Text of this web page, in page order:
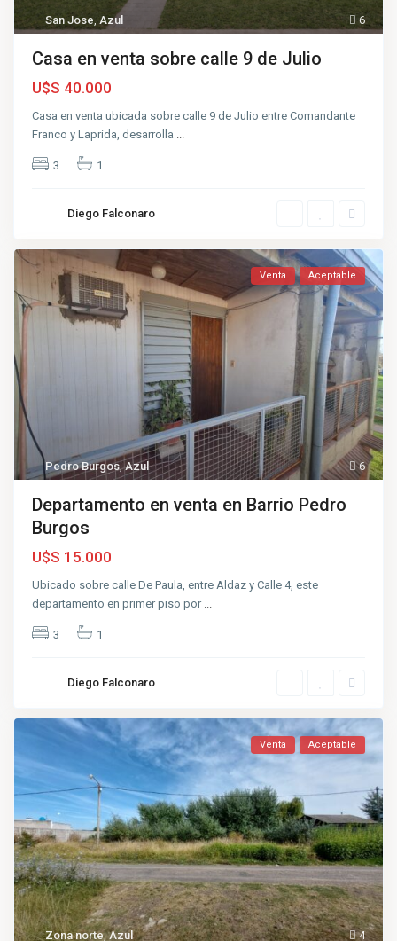
6
San Jose,Azul
Casa en venta sobre calle 9 de Julio
U$S 40.000
Casa en venta ubicada sobre calle 9 de Julio entre Comandante
Franco y Laprida, desarrolla ...
3 1
Diego Falconaro
6
Pedro Burgos,Azul
Venta Aceptable
Departamento en venta en Barrio Pedro
Burgos
U$S 15.000
Ubicado sobre calle De Paula, entre Aldaz y Calle 4, este
departamento en primer piso por ...
3 1
Diego Falconaro
4
Zona norte,Azul
Venta Aceptable